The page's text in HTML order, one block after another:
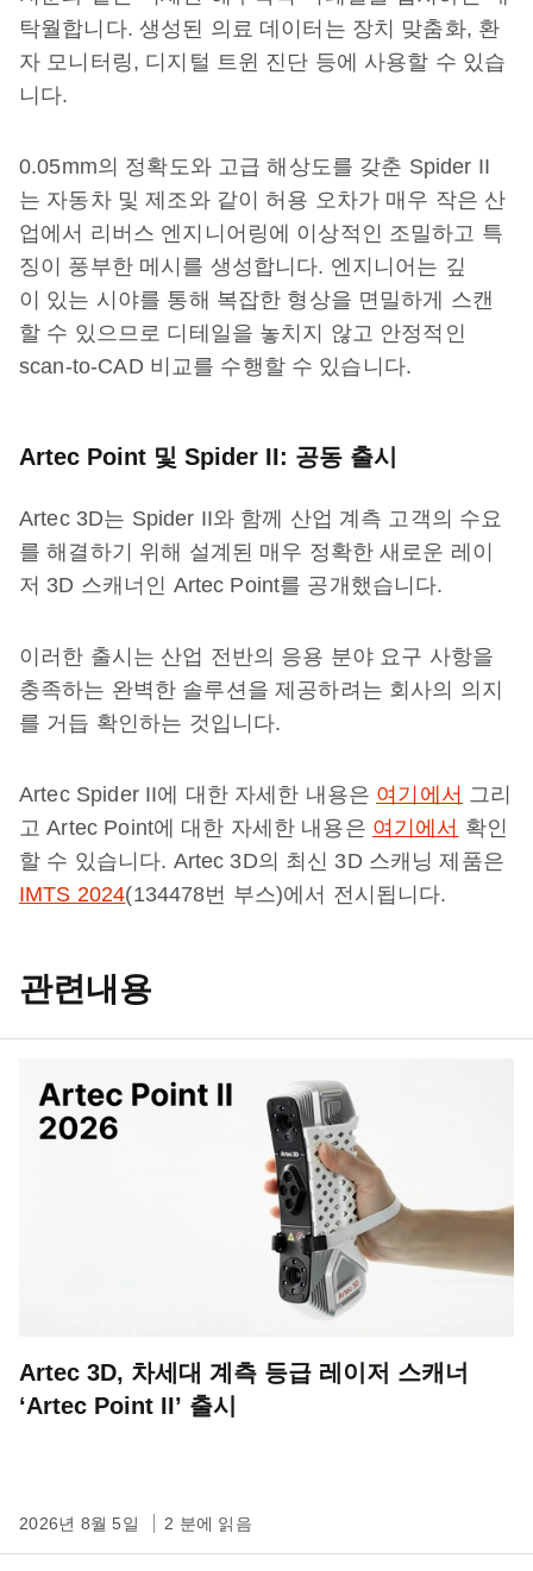
탁월합니다. 생성된 의료 데이터는 장치 맞춤화, 환
자 모니터링, 디지털 트윈 진단 등에 사용할 수 있습
니다.
0.05mm의 정확도와 고급 해상도를 갖춘 Spider II
는 자동차 및 제조와 같이 허용 오차가 매우 작은 산
업에서 리버스 엔지니어링에 이상적인 조밀하고 특
징이 풍부한 메시를 생성합니다. 엔지니어는 깊
이 있는 시야를 통해 복잡한 형상을 면밀하게 스캔
할 수 있으므로 디테일을 놓치지 않고 안정적인
scan-to-CAD 비교를 수행할 수 있습니다.
Artec Point 및 Spider II: 공동 출시
Artec 3D는 Spider II와 함께 산업 계측 고객의 수요
를 해결하기 위해 설계된 매우 정확한 새로운 레이
저 3D 스캐너인 Artec Point를 공개했습니다.
이러한 출시는 산업 전반의 응용 분야 요구 사항을
충족하는 완벽한 솔루션을 제공하려는 회사의 의지
를 거듭 확인하는 것입니다.
Artec Spider II에 대한 자세한 내용은 여기에서 그리
고 Artec Point에 대한 자세한 내용은 여기에서 확인
할 수 있습니다. Artec 3D의 최신 3D 스캐닝 제품은
IMTS 2024(134478번 부스)에서 전시됩니다.
관련내용
Artec 3D, 차세대 계측 등급 레이저 스캐너
‘Artec Point II’ 출시
2026년 8월 5일 2 분에 읽음